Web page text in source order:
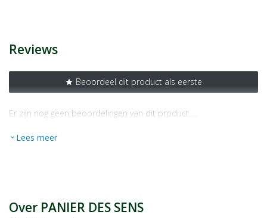
Reviews
star Beoordeel dit product als eerste
Er zijn nog geen beoordelingen van dit product …
expand_more Lees meer
Over PANIER DES SENS